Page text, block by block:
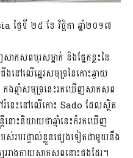
ងៃទី ២៥ ខែ វិច្ឆិកា ឆ្នាំ២០១៧
កសពបុរសម្នាក់ និងផ្នែកខ្លះនៃ
ៅលើឆ្នេរសមុទ្រនៃកោះឆ្ងាយ
ងឆ្មាំសមុទ្រនេះរកឃើញសាកសព
នេះនៅលើកោះ Sado ដែលស្ថិត
ោះនិយាយថាឆ្មាំនេះក៏រកឃើញ
ស់របរផ្ទាល់ខ្លួនផ្សេងទៀតជាមួយនឹង
ររាងកាយសាកសពនោះផងដែរ។